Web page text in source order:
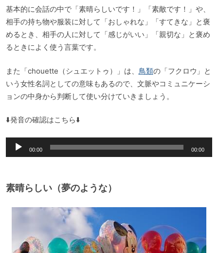
基本的に会話の中で「素晴らしいです！」「素敵です！」や、
相手の持ち物や服装に対して「おしゃれな」「すてきな」と褒
めるとき、相手の人に対して「感じがいい」「親切な」と褒め
るときによく使う言葉です。
また「chouette（シュエットゥ）」は、 鳥類の「フクロウ」と
いう女性名詞としての意味もあるので、文脈やコミュニケーシ
ョンの中身から判断して使い分けていきましょう。
⬇️発音の確認はこちら⬇️
声
レ
00:00 00:00
素晴らしい（夢のような）